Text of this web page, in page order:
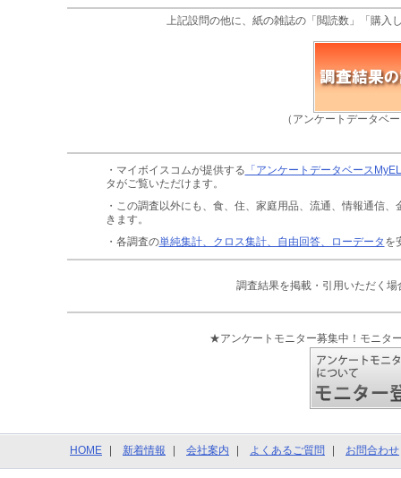
上記設問の他に、紙の雑誌の「閲読数」「購入
（アンケートデータベ
・マイボイスコムが提供する 「アンケートデータベース
タがご覧いただけます。
・この調査以外にも、食、住、家庭用品、流通、情報通信、
きます。
・各調査の単純集計、クロス集計、自由回答、ローデータ を
調査結果を掲載・引用いただく場
★アンケートモニター募集中！モニタ
HOME 新着情報 会社案内 よくあるご質問 お問合わせ